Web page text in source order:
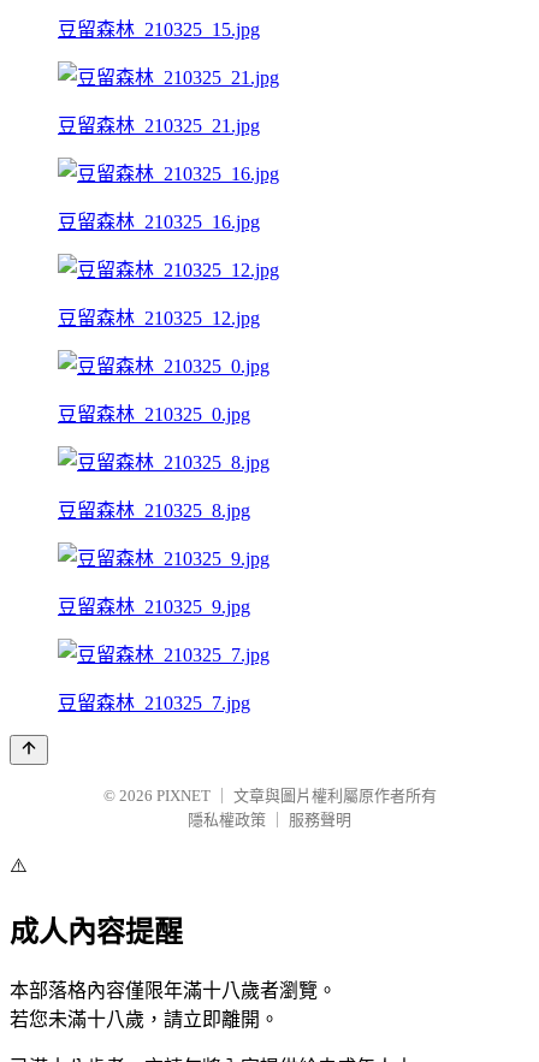
豆留森林_210325_15.jpg
豆留森林_210325_21.jpg
豆留森林_210325_16.jpg
豆留森林_210325_12.jpg
豆留森林_210325_0.jpg
豆留森林_210325_8.jpg
豆留森林_210325_9.jpg
豆留森林_210325_7.jpg
© 2026 PIXNET
文章與圖片權利屬原作者所有
隱私權政策
服務聲明
⚠️
成人內容提醒
本部落格內容僅限年滿十八歲者瀏覽。
若您未滿十八歲，請立即離開。